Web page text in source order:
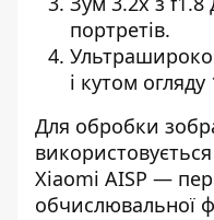
портретів.
і кутом огляду
Для обробки
Xiaomi AISP —
обчислювальної